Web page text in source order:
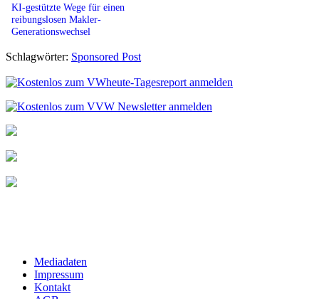
KI-gestützte Wege für einen
reibungslosen Makler-
Generationswechsel
Schlagwörter: Sponsored Post
Mediadaten
Impressum
Kontakt